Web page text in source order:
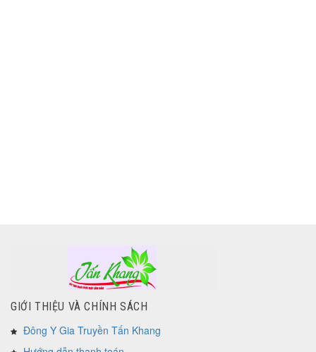
GIỚI THIỆU VÀ CHÍNH SÁCH
Đông Y Gia Truyền Tấn Khang